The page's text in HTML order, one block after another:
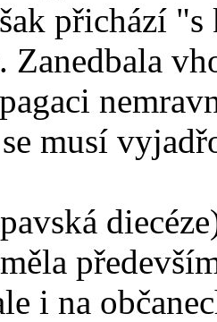
přichází
Zanedbala
musí
i na